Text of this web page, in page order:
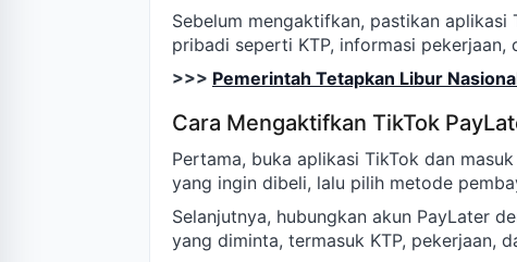
Sebelum mengaktifkan, pastikan
pribadi seperti KTP, informasi pekerjaan,
>>> Pemerintah Tetapkan Libur
Cara Mengaktifkan TikTok
Pertama, buka aplikasi TikTok dan
yang ingin dibeli, lalu pilih metode
Selanjutnya, hubungkan akun PayLater
yang diminta, termasuk KTP, pekerjaan,